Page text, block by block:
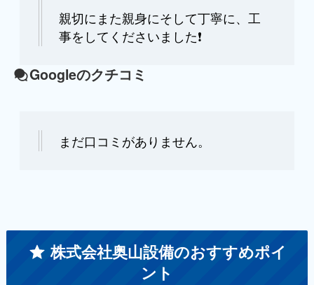
親切にまた親身にそして丁寧に、工
事をしてくださいました❗
Googleのクチコミ
まだ口コミがありません。
株式会社奥山設備のおすすめポイ
ント